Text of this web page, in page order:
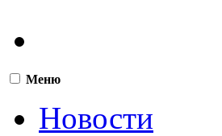
Меню
Новости